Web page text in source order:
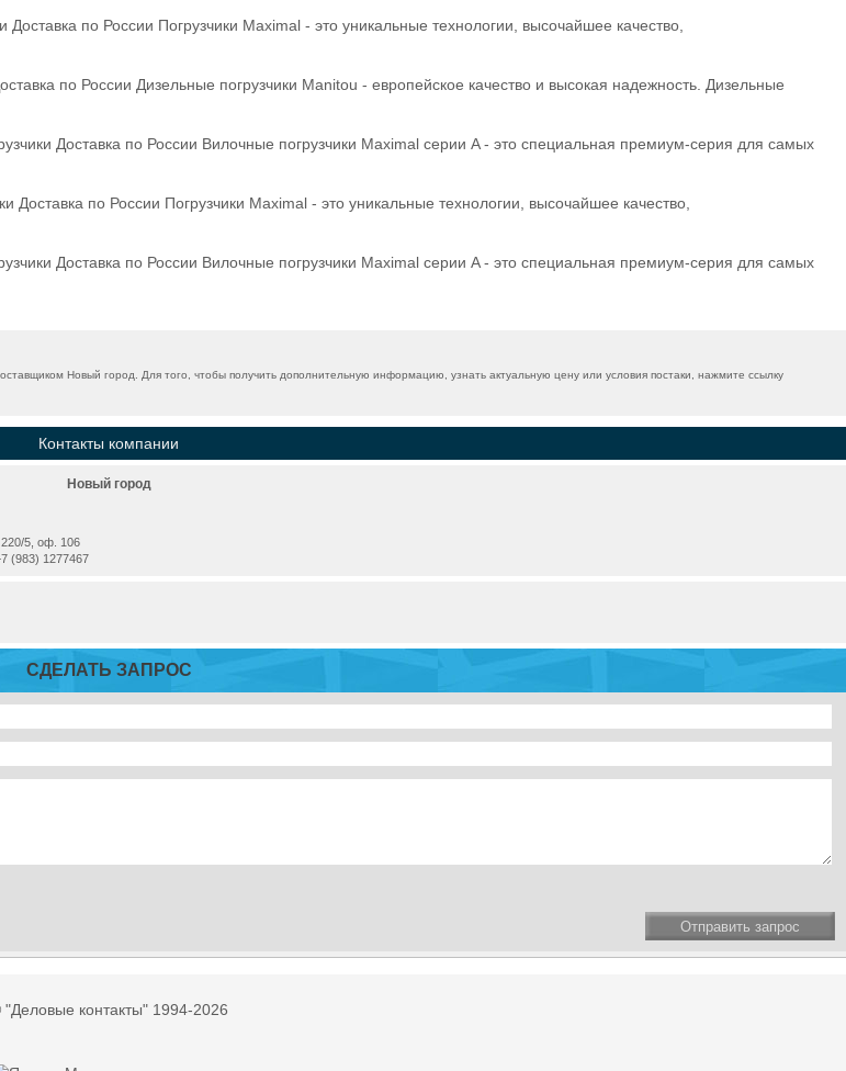
по России Погрузчики Maximal - это уникальные технологии, высочайшее качество,
по России Дизельные погрузчики Manitou - европейское качество и высокая надежность. Дизельные
Доставка по России Вилочные погрузчики Maximal серии A - это специальная премиум-серия для самых
по России Погрузчики Maximal - это уникальные технологии, высочайшее качество,
Доставка по России Вилочные погрузчики Maximal серии A - это специальная премиум-серия для самых
Новый город. Для того, чтобы получить дополнительную информацию, узнать актуальную цену или условия постаки, нажмите ссылку
Контакты компании
Новый город
5, оф. 106
(983) 1277467
СДЕЛАТЬ ЗАПРОС
Отправить запрос
"Деловые контакты" 1994-2026